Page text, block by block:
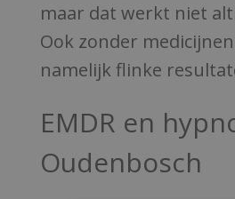
maar dat werkt niet
Ook zonder
namelijk flinke
EMDR en
Oudenbosch